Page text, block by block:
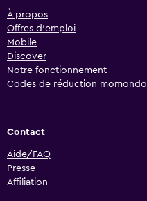
À propos
Offres d’emploi
Mobile
Discover
Notre fonctionnement
Codes de réduction momondo
Contact
Aide/FAQ
Presse
Affiliation